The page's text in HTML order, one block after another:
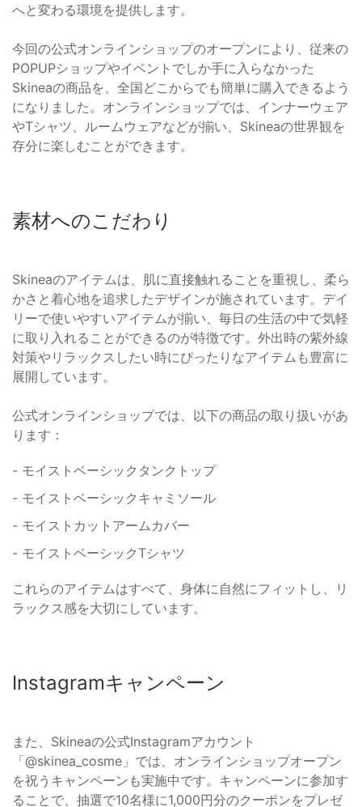
へと変わる環境を提供します。
今回の公式オンラインショップのオープンにより、従来の
POPUPショップやイベントでしか手に入らなかった
Skineaの商品を、全国どこからでも簡単に購入できるよう
になりました。オンラインショップでは、インナーウェア
やTシャツ、ルームウェアなどが揃い、Skineaの世界観を
存分に楽しむことができます。
素材へのこだわり
Skineaのアイテムは、肌に直接触れることを重視し、柔ら
かさと着心地を追求したデザインが施されています。デイ
リーで使いやすいアイテムが揃い、毎日の生活の中で気軽
に取り入れることができるのが特徴です。外出時の紫外線
対策やリラックスしたい時にぴったりなアイテムも豊富に
展開しています。
公式オンラインショップでは、以下の商品の取り扱いがあ
ります：
- モイストベーシックタンクトップ
- モイストベーシックキャミソール
- モイストカットアームカバー
- モイストベーシックTシャツ
これらのアイテムはすべて、身体に自然にフィットし、リ
ラックス感を大切にしています。
Instagramキャンペーン
また、Skineaの公式Instagramアカウント
「@skinea_cosme」では、オンラインショップオープン
を祝うキャンペーンも実施中です。キャンペーンに参加す
ることで、抽選で10名様に1,000円分のクーポンをプレゼ